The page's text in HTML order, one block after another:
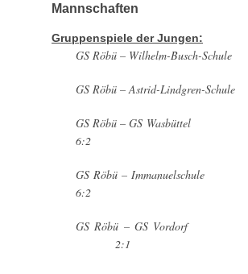
Mannschaften
Gruppenspiele der Jungen:
GS Röbü – Wilhelm-Busch-
GS Röbü – Astrid-Lindgren-
GS Röbü – GS
6:2
GS Röbü –
6:2
GS Röbü – GS
2:1